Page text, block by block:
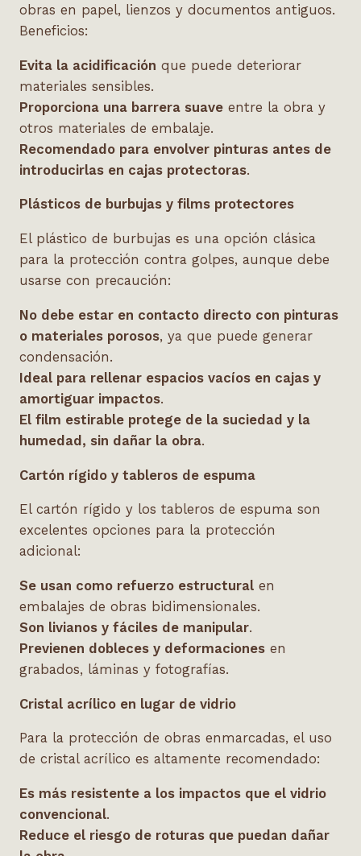
obras en papel, lienzos y documentos antiguos.
Beneficios:
Evita la acidificación que puede deteriorar
materiales sensibles.
Proporciona una barrera suaveentre la obra y
otros materiales de embalaje.
Recomendado para envolver pinturas antes de
introducirlas en cajas protectoras.
Plásticos de burbujas y films protectores
El plástico de burbujas es una opción clásica
para la protección contra golpes, aunque debe
usarse con precaución:
No debe estar en contacto directo con pinturas
o materiales porosos, ya que puede generar
condensación.
Ideal para rellenar espacios vacíos en cajas y
amortiguar impactos.
El film estirable protege de la suciedad y la
humedad, sin dañar la obra.
Cartón rígido y tableros de espuma
El cartón rígido y los tableros de espuma son
excelentes opciones para la protección
adicional:
Se usan como refuerzo estructuralen
embalajes de obras bidimensionales.
Son livianos y fáciles de manipular.
Previenen dobleces y deformacionesen
grabados, láminas y fotografías.
Cristal acrílico en lugar de vidrio
Para la protección de obras enmarcadas, el uso
de cristal acrílico es altamente recomendado:
Es más resistente a los impactos que el vidrio
convencional.
Reduce el riesgo de roturas que puedan dañar